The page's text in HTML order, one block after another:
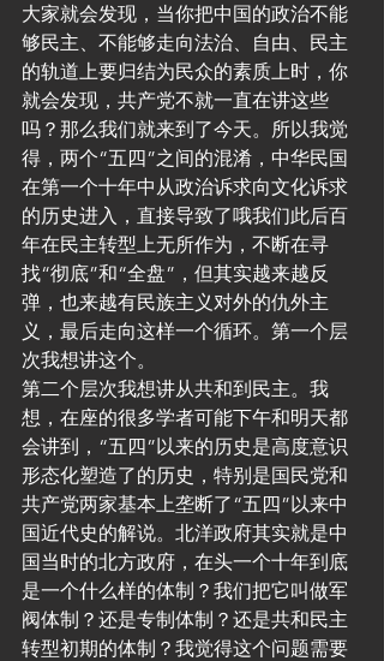
大家就会发现，当你把中国的政治不能
够民主、不能够走向法治、自由、民主
的轨道上要归结为民众的素质上时，你
就会发现，共产党不就一直在讲这些
吗？那么我们就来到了今天。所以我觉
得，两个“五四”之间的混淆，中华民国
在第一个十年中从政治诉求向文化诉求
的历史进入，直接导致了哦我们此后百
年在民主转型上无所作为，不断在寻
找“彻底”和“全盘”，但其实越来越反
弹，也来越有民族主义对外的仇外主
义，最后走向这样一个循环。第一个层
次我想讲这个。
第二个层次我想讲从共和到民主。我
想，在座的很多学者可能下午和明天都
会讲到，“五四”以来的历史是高度意识
形态化塑造了的历史，特别是国民党和
共产党两家基本上垄断了“五四”以来中
国近代史的解说。北洋政府其实就是中
国当时的北方政府，在头一个十年到底
是一个什么样的体制？我们把它叫做军
阀体制？还是专制体制？还是共和民主
转型初期的体制？我觉得这个问题需要